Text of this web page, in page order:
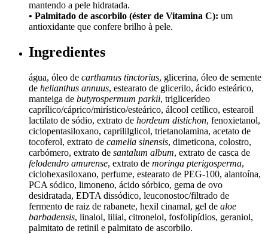
mantendo a pele hidratada.
• Palmitado de ascorbilo (éster de Vitamina C): um
antioxidante que confere brilho à pele.
Ingredientes
água, óleo de carthamus tinctorius, glicerina, óleo de semente
de helianthus annuus, estearato de glicerilo, ácido esteárico,
manteiga de butyrospermum parkii, triglicerídeo
caprílico/cáprico/mirístico/esteárico, álcool cetílico, estearoil
lactilato de sódio, extrato de hordeum distichon, fenoxietanol,
ciclopentasiloxano, caprililglicol, trietanolamina, acetato de
tocoferol, extrato de camelia sinensis, dimeticona, colostro,
carbómero, extrato de santalum album, extrato de casca de
felodendro amurense, extrato de moringa pterigosperma,
ciclohexasiloxano, perfume, estearato de PEG-100, alantoína,
PCA sódico, limoneno, ácido sórbico, gema de ovo
desidratada, EDTA dissódico, leuconostoc/filtrado de
fermento de raiz de rabanete, hexil cinamal, gel de aloe
barbadensis, linalol, lilial, citronelol, fosfolipídios, geraniol,
palmitato de retinil e palmitato de ascorbilo.